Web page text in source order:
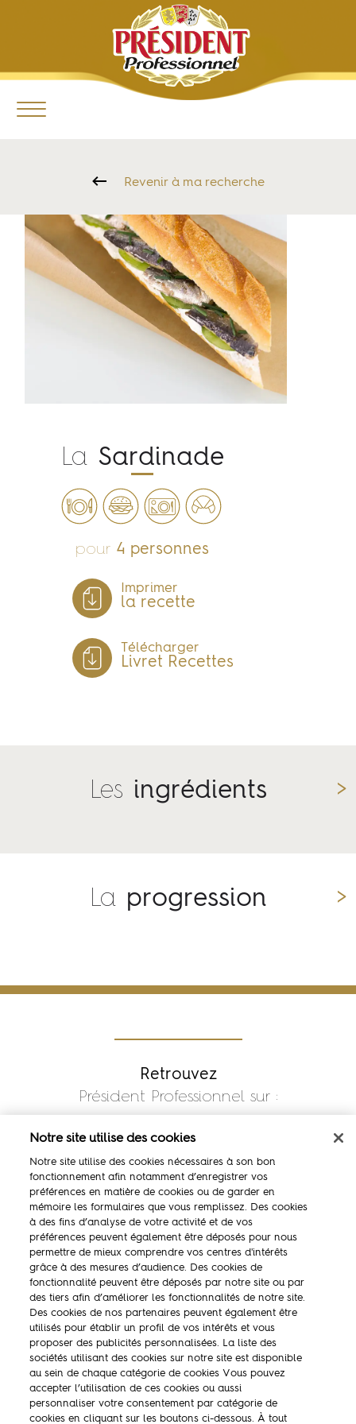
Revenir à ma recherche
La Sardinade
pour 4 personnes
Imprimer
la recette
Télécharger
Livret Recettes
Les ingrédients
La progression
Retrouvez
Président Professionnel sur :
La marque
Ambassadeurs
Concours
Savoir-faire
Notre site utilise des cookies
Notre site utilise des cookies nécessaires à son bon
fonctionnement afin notamment d’enregistrer vos
préférences en matière de cookies ou de garder en
mémoire les formulaires que vous remplissez. Des cookies
à des fins d’analyse de votre activité et de vos
préférences peuvent également être déposés pour nous
permettre de mieux comprendre vos centres d'intérêts
grâce à des mesures d’audience. Des cookies de
fonctionnalité peuvent être déposés par notre site ou par
des tiers afin d’améliorer les fonctionnalités de notre site.
Des cookies de nos partenaires peuvent également être
utilisés pour établir un profil de vos intérêts et vous
proposer des publicités personnalisées. La liste des
sociétés utilisant des cookies sur notre site est disponible
au sein de chaque catégorie de cookies Vous pouvez
accepter l’utilisation de ces cookies ou aussi
personnaliser votre consentement par catégorie de
cookies en cliquant sur les boutons ci-dessous. À tout